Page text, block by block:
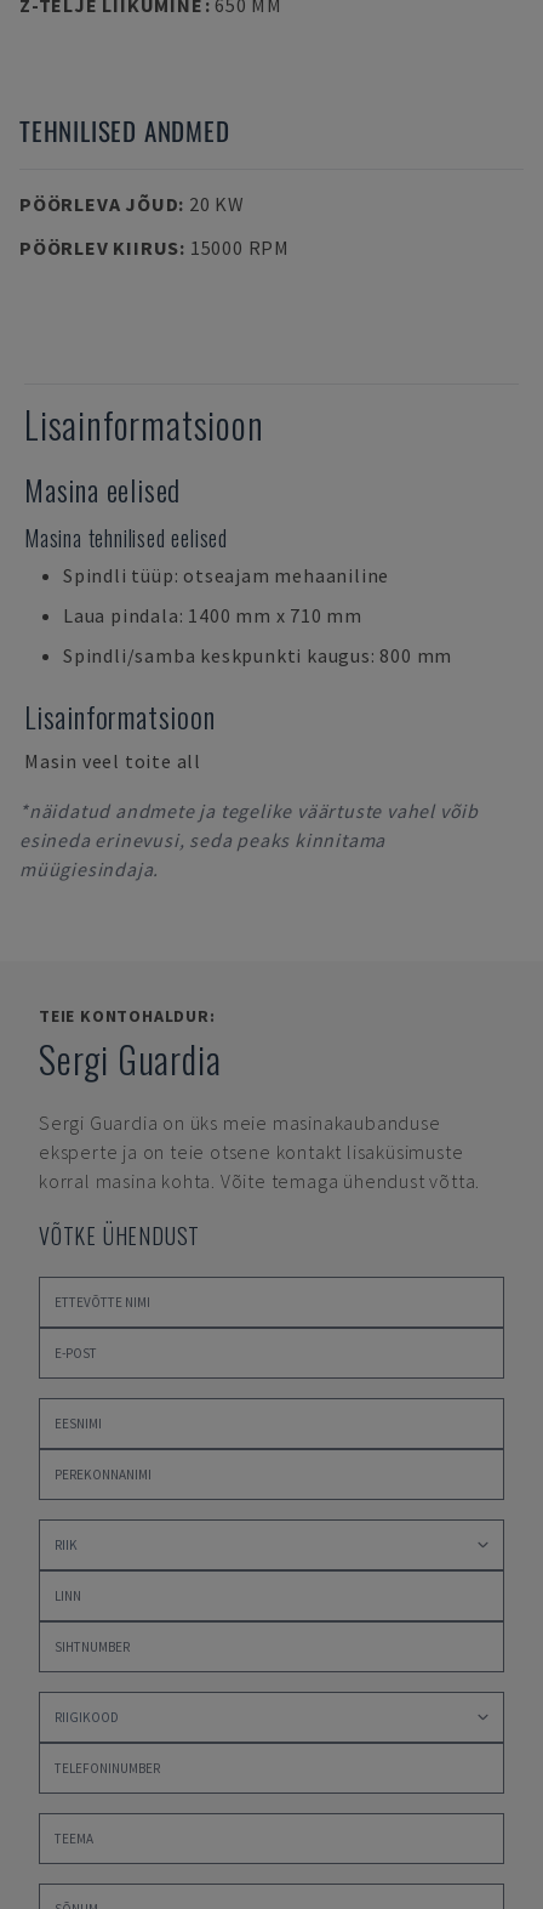
Z-TELJE LIIKUMINE : 650 MM
TEHNILISED ANDMED
PÖÖRLEVA JÕUD: 20 KW
PÖÖRLEV KIIRUS: 15000 RPM
Lisainformatsioon
Masina eelised
Masina tehnilised eelised
Spindli tüüp: otseajam mehaaniline
Laua pindala: 1400 mm x 710 mm
Spindli/samba keskpunkti kaugus: 800 mm
Lisainformatsioon
Masin veel toite all
*näidatud andmete ja tegelike väärtuste vahel võib
esineda erinevusi, seda peaks kinnitama
müügiesindaja.
TEIE KONTOHALDUR:
Sergi Guardia
Sergi Guardia on üks meie masinakaubanduse
eksperte ja on teie otsene kontakt lisaküsimuste
korral masina kohta. Võite temaga ühendust võtta.
VÕTKE ÜHENDUST